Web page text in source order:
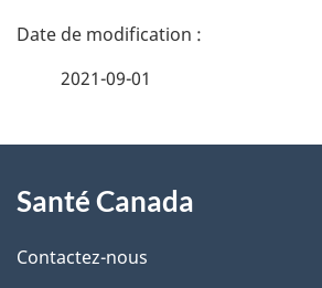
D
i
l
2021-09-01
propos
de
Santé Canada
Contactez-nous